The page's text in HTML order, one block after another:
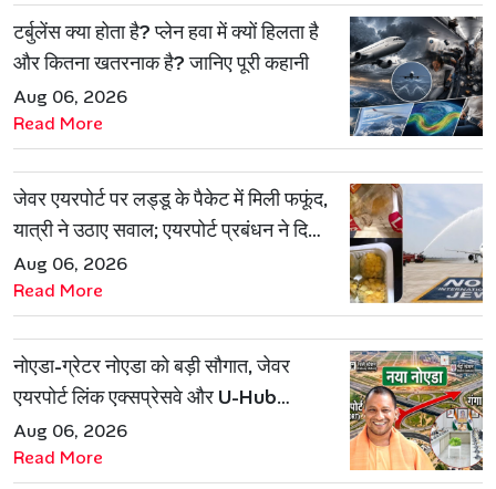
टर्बुलेंस क्या होता है? प्लेन हवा में क्यों हिलता है
और कितना खतरनाक है? जानिए पूरी कहानी
Aug 06, 2026
Read More
जेवर एयरपोर्ट पर लड्डू के पैकेट में मिली फफूंद,
यात्री ने उठाए सवाल; एयरपोर्ट प्रबंधन ने दिया
जवाब
Aug 06, 2026
Read More
नोएडा-ग्रेटर नोएडा को बड़ी सौगात, जेवर
एयरपोर्ट लिंक एक्सप्रेसवे और U-Hub
प्रोजेक्ट को मिली मंजूरी
Aug 06, 2026
Read More